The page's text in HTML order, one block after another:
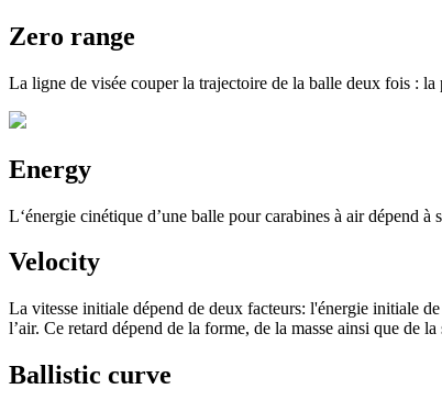
Zero range
La ligne de visée couper la trajectoire de la balle deux fois :
Energy
L‘énergie cinétique d’une balle pour carabines à air dépend à
Velocity
La vitesse initiale dépend de deux facteurs: l'énergie initiale
l’air. Ce retard dépend de la forme, de la masse ainsi que de
Ballistic curve